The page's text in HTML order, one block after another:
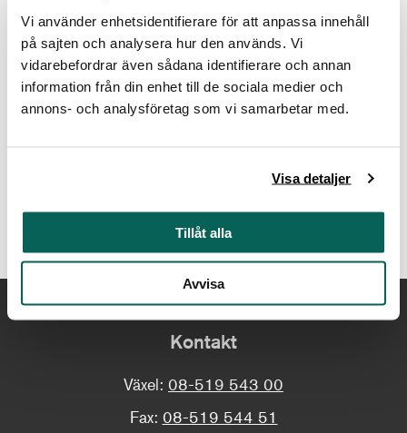
Vi använder enhetsidentifierare för att anpassa innehåll
på sajten och analysera hur den används. Vi
vidarebefordrar även sådana identifierare och annan
information från din enhet till de sociala medier och
annons- och analysföretag som vi samarbetar med.
Visa detaljer
Tillåt alla
Avvisa
godkänna kakor för marknadsföring
Kontakt
Växel: 08-519 543 00
Fax: 08-519 544 51